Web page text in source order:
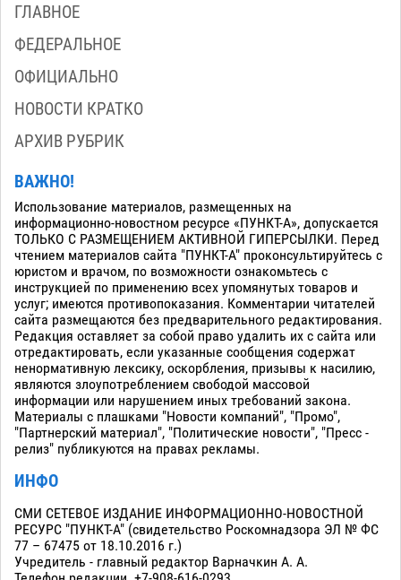
ГЛАВНОЕ
ФЕДЕРАЛЬНОЕ
ОФИЦИАЛЬНО
НОВОСТИ КРАТКО
АРХИВ РУБРИК
ВАЖНО!
Использование материалов, размещенных на
информационно-новостном ресурсе «ПУНКТ-А», допускается
ТОЛЬКО С РАЗМЕЩЕНИЕМ АКТИВНОЙ ГИПЕРСЫЛКИ. Перед
чтением материалов сайта "ПУНКТ-А" проконсультируйтесь с
юристом и врачом, по возможности ознакомьтесь с
инструкцией по применению всех упомянутых товаров и
услуг; имеются противопоказания. Комментарии читателей
сайта размещаются без предварительного редактирования.
Редакция оставляет за собой право удалить их с сайта или
отредактировать, если указанные сообщения содержат
ненормативную лексику, оскорбления, призывы к насилию,
являются злоупотреблением свободой массовой
информации или нарушением иных требований закона.
Материалы с плашками "Новости компаний", "Промо",
"Партнерский материал", "Политические новости", "Пресс -
релиз" публикуются на правах рекламы.
ИНФО
СМИ СЕТЕВОЕ ИЗДАНИЕ ИНФОРМАЦИОННО-НОВОСТНОЙ
РЕСУРС "ПУНКТ-А" (свидетельство Роскомнадзора ЭЛ № ФС
77 – 67475 от 18.10.2016 г.)
Учредитель - главный редактор Варначкин А. А.